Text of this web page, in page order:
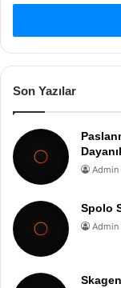
Son Yazılar
Admin
Spolo
Admin